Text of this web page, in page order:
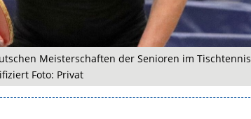
Meisterschaften der Senioren im Tischtennis
Foto: Privat